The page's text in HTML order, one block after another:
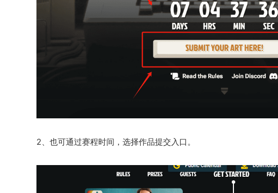
2、也可通过赛程时间，选择作品提交入口。